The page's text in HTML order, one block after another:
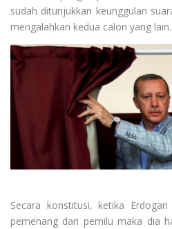
sudah ditunjukkan keunggulan
mengalahkan kedua calon yang lain.
Secara konstitusi, ketika
pemenang dari pemilu maka dia